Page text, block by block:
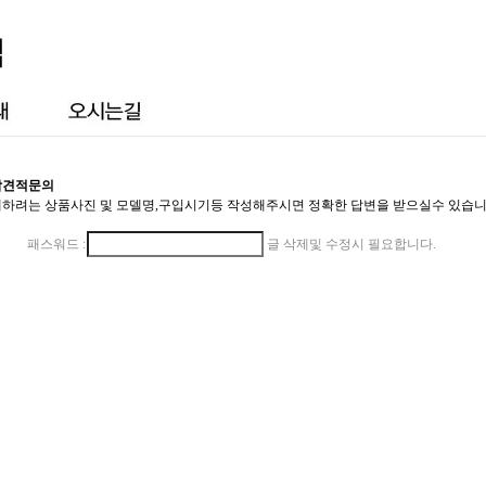
적문의
려는 상품사진 및 모델명,구입시기등 작성해주시면 정확한 답변을 받으실수 있습
패스워드 : 글 삭제및 수정시 필요합니다.